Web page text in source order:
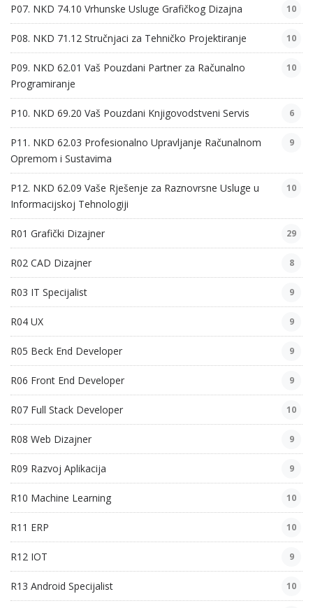
P07. NKD 74.10 Vrhunske Usluge Grafičkog Dizajna 10
P08. NKD 71.12 Stručnjaci za Tehničko Projektiranje 10
P09. NKD 62.01 Vaš Pouzdani Partner za Računalno
Programiranje
10
P10. NKD 69.20 Vaš Pouzdani Knjigovodstveni Servis 6
P11. NKD 62.03 Profesionalno Upravljanje Računalnom
Opremom i Sustavima
9
P12. NKD 62.09 Vaše Rješenje za Raznovrsne Usluge u
Informacijskoj Tehnologiji
10
R01 Grafički Dizajner 29
R02 CAD Dizajner 8
R03 IT Specijalist 9
R04 UX 9
R05 Beck End Developer 9
R06 Front End Developer 9
R07 Full Stack Developer 10
R08 Web Dizajner 9
R09 Razvoj Aplikacija 9
R10 Machine Learning 10
R11 ERP 10
R12 IOT 9
R13 Android Specijalist 10